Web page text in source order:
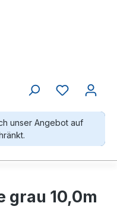
unser Angebot auf
grau 10,0m